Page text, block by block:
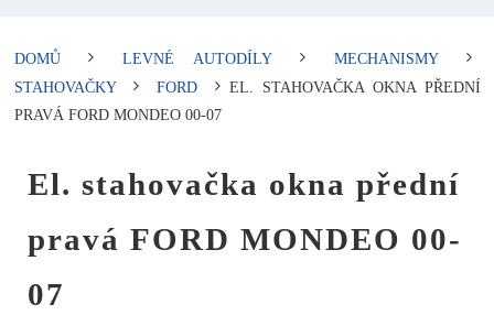
DOMŮ LEVNÉ AUTODÍLY
MECHANISMY
STAHOVAČKY
FORD
EL. STAHOVAČKA OKNA PŘEDNÍ
PRAVÁ FORD MONDEO 00-07
El. stahovačka okna přední
pravá FORD MONDEO 00-
07